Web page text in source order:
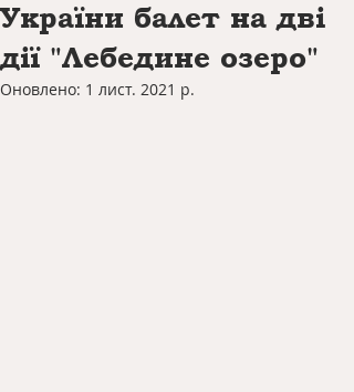
України балет на дві
дії "Лебедине озеро"
Оновлено: 1 лист. 2021 р.